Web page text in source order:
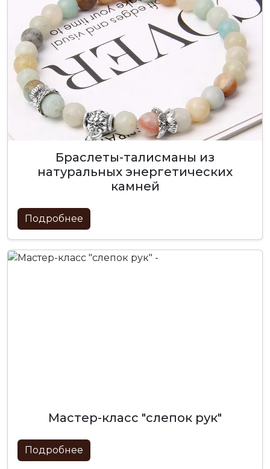
браслеты-талисманы из
натуральных энергетических
камней
Подробнее
мастер-класс "слепок рук"
Подробнее